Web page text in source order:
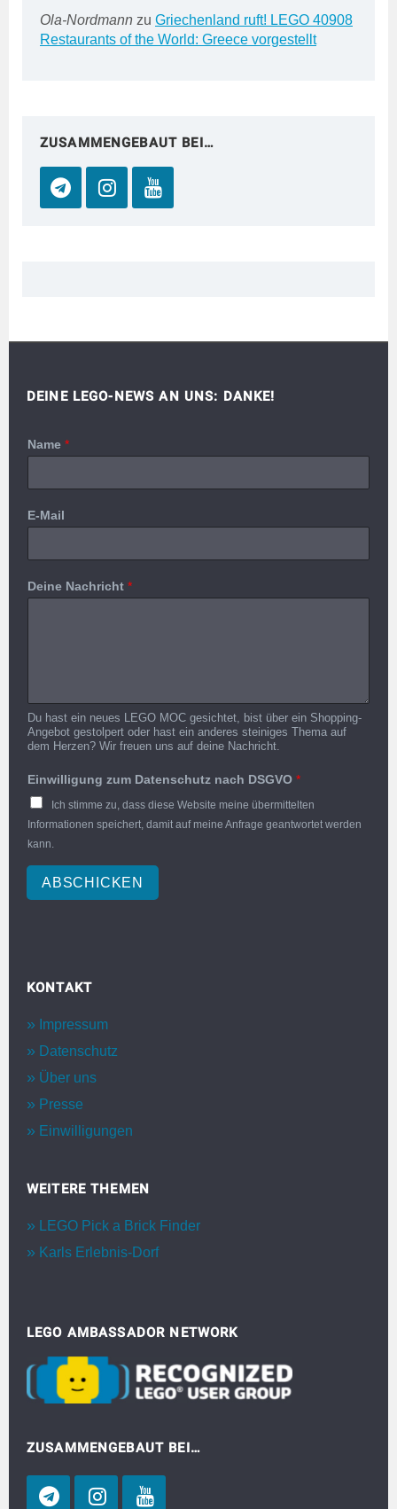
Ola-Nordmann zu Griechenland ruft! LEGO 40908
Restaurants of the World: Greece vorgestellt
ZUSAMMENGEBAUT BEI…
DEINE LEGO-NEWS AN UNS: DANKE!
Name *
E-Mail
Deine Nachricht *
Du hast ein neues LEGO MOC gesichtet, bist über ein Shopping-
Angebot gestolpert oder hast ein anderes steiniges Thema auf
dem Herzen? Wir freuen uns auf deine Nachricht.
Einwilligung zum Datenschutz nach DSGVO *
Ich stimme zu, dass diese Website meine übermittelten
Informationen speichert, damit auf meine Anfrage geantwortet werden
kann.
ABSCHICKEN
KONTAKT
Impressum
Datenschutz
Über uns
Presse
Einwilligungen
WEITERE THEMEN
LEGO Pick a Brick Finder
Karls Erlebnis-Dorf
LEGO AMBASSADOR NETWORK
ZUSAMMENGEBAUT BEI…